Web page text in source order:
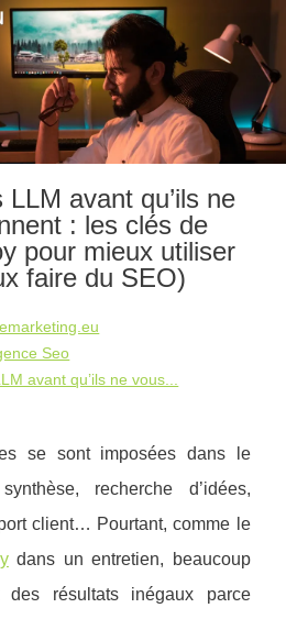
avant qu’ils ne
: les clés de
pour mieux utiliser
faire du SEO)
Seo
avant qu’ils ne vous...
se sont imposées dans le
recherche d’idées,
client… Pourtant, comme le
dans un entretien, beaucoup
des résultats inégaux parce